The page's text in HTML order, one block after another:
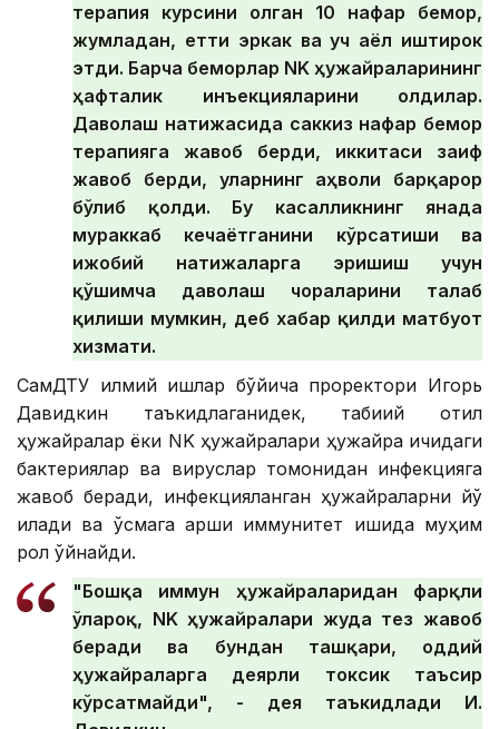
терапия курсини олган 10 нафар бемор,
жумладан, етти эркак ва уч аёл иштирок
этди. Барча беморлар NK ҳужайраларининг
ҳафталик инъекцияларини олдилар.
Даволаш натижасида саккиз нафар бемор
терапияга жавоб берди, иккитаси заиф
жавоб берди, уларнинг аҳволи барқарор
бўлиб қолди. Бу касалликнинг янада
мураккаб кечаётганини кўрсатиши ва
ижобий натижаларга эришиш учун
қўшимча даволаш чораларини талаб
қилиши мумкин, деб хабар қилди матбуот
хизмати.
СамДТУ илмий ишлар бўйича проректори Игорь
Давидкин таъкидлаганидек, табиий қотил
ҳужайралар ёки NK ҳужайралари ҳужайра ичидаги
бактериялар ва вируслар томонидан инфекцияга
жавоб беради, инфекцияланган ҳужайраларни йўқ
қилади ва ўсмага қарши иммунитет ишида муҳим
рол ўйнайди.
"Бошқа иммун ҳужайраларидан фарқли
ўлароқ, NK ҳужайралари жуда тез жавоб
беради ва бундан ташқари, оддий
ҳужайраларга деярли токсик таъсир
кўрсатмайди", - дея таъкидлади И.